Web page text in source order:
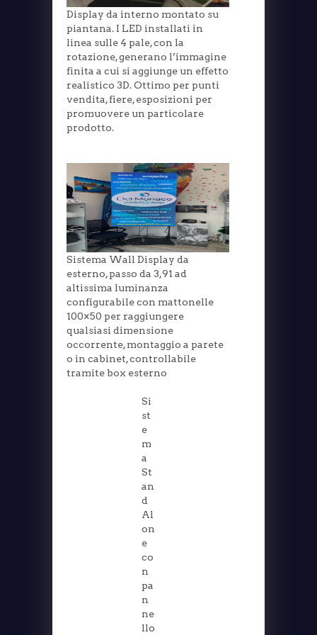
Display da interno montato su
piantana. I LED installati in
linea sulle 4 pale, con la
rotazione, generano l’immagine
finita a cui si aggiunge un effetto
realistico 3D. Ottimo per punti
vendita, fiere, esposizioni per
promuovere un particolare
prodotto.
Sistema Wall Display da
esterno, passo da 3,91 ad
altissima luminanza
configurabile con mattonelle
100×50 per raggiungere
qualsiasi dimensione
occorrente, montaggio a parete
o in cabinet, controllabile
tramite box esterno
Si
st
e
m
a
St
an
d
Al
on
e
co
n
pa
n
ne
llo